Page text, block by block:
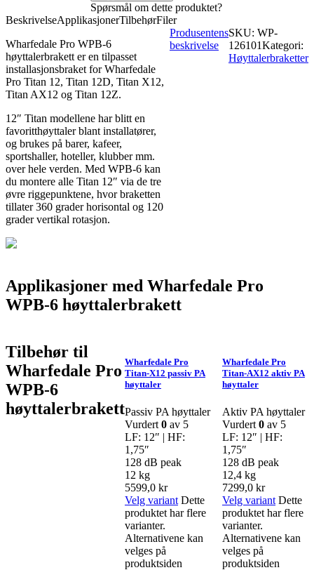
Spørsmål om dette produktet?
BeskrivelseApplikasjonerTilbehørFiler
Wharfedale Pro WPB-6
høyttalerbrakett er en tilpasset
installasjonsbraket for Wharfedale
Pro Titan 12, Titan 12D, Titan X12,
Titan AX12 og Titan 12Z.
12″ Titan modellene har blitt en
favoritthøyttaler blant installatører,
og brukes på barer, kafeer,
sportshaller, hoteller, klubber mm.
over hele verden. Med WPB-6 kan
du montere alle Titan 12″ via de tre
øvre riggepunktene, hvor braketten
tillater 360 grader horisontal og 120
grader vertikal rotasjon.
Produsentens
beskrivelse
SKU: WP-
126101Kategori:
Høyttalerbraketter
Applikasjoner med Wharfedale Pro
WPB-6 høyttalerbrakett
Tilbehør til
Wharfedale Pro
WPB-6
høyttalerbrakett
Wharfedale Pro
Titan-X12 passiv PA
høyttaler
Passiv PA høyttaler
Vurdert 0 av 5
LF: 12″ | HF:
1,75″
128 dB peak
12 kg
5599,0 kr
Velg variant Dette
produktet har flere
varianter.
Alternativene kan
velges på
produktsiden
Wharfedale Pro
Titan-AX12 aktiv PA
høyttaler
Aktiv PA høyttaler
Vurdert 0 av 5
LF: 12″ | HF:
1,75″
128 dB peak
12,4 kg
7299,0 kr
Velg variant Dette
produktet har flere
varianter.
Alternativene kan
velges på
produktsiden